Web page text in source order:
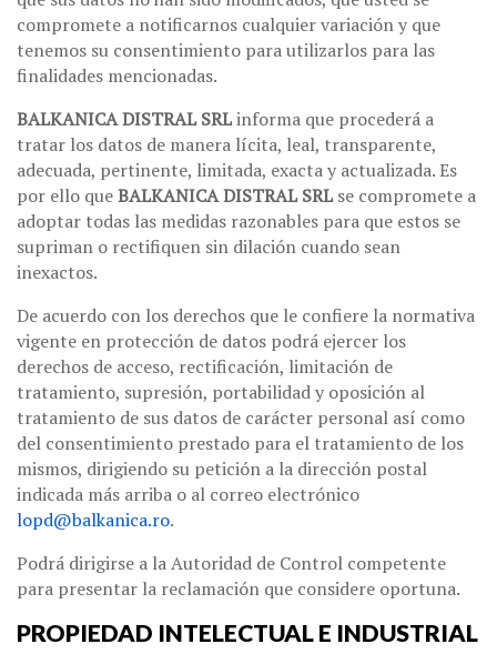
compromete a notificarnos cualquier variación y que
tenemos su consentimiento para utilizarlos para las
finalidades mencionadas.
BALKANICA DISTRAL SRLinforma que procederá a
tratar los datos de manera lícita, leal, transparente,
adecuada, pertinente, limitada, exacta y actualizada. Es
por ello queBALKANICA DISTRAL SRLse compromete a
adoptar todas las medidas razonables para que estos se
supriman o rectifiquen sin dilación cuando sean
inexactos.
De acuerdo con los derechos que le confiere la normativa
vigente en protección de datos podrá ejercer los
derechos de acceso, rectificación, limitación de
tratamiento, supresión, portabilidad y oposición al
tratamiento de sus datos de carácter personal así como
del consentimiento prestado para el tratamiento de los
mismos, dirigiendo su petición a la dirección postal
indicada más arriba o al correo electrónico
lopd@balkanica.ro.
Podrá dirigirse a la Autoridad de Control competente
para presentar la reclamación que considere oportuna.
PROPIEDAD INTELECTUAL E INDUSTRIAL